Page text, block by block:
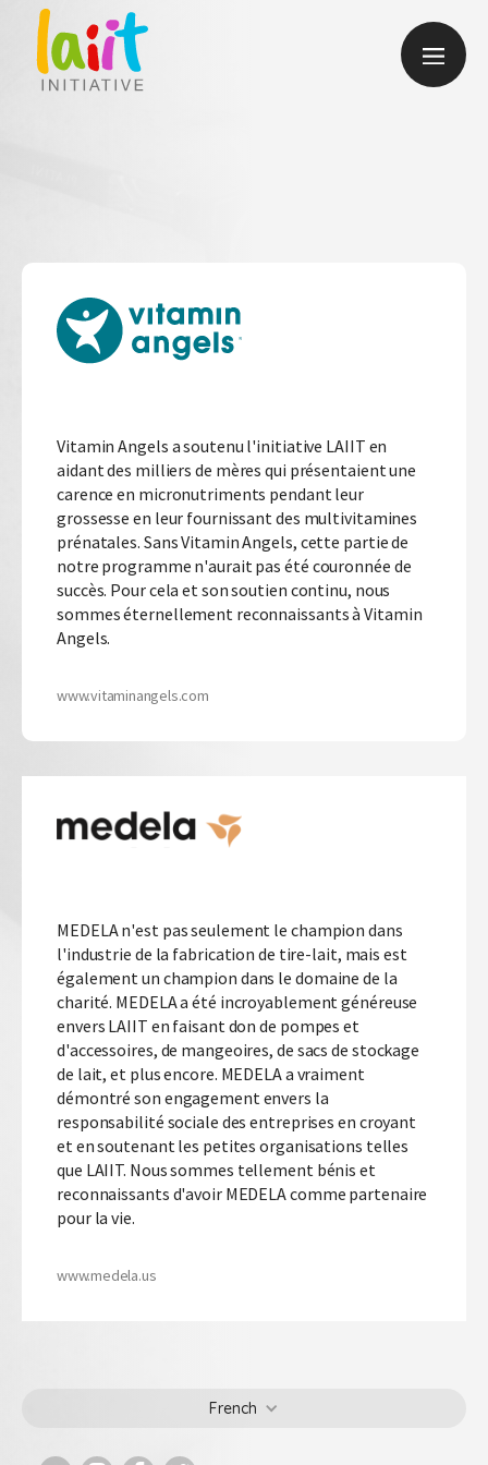
Vitamin Angels a soutenu l'initiative LAIIT en
aidant des milliers de mères qui présentaient une
carence en micronutriments pendant leur
grossesse en leur fournissant des multivitamines
prénatales. Sans Vitamin Angels, cette partie de
notre programme n'aurait pas été couronnée de
succès. Pour cela et son soutien continu, nous
sommes éternellement reconnaissants à Vitamin
Angels.
www.vitaminangels.com
MEDELA n'est pas seulement le champion dans
l'industrie de la fabrication de tire-lait, mais est
également un champion dans le domaine de la
charité. MEDELA a été incroyablement généreuse
envers LAIIT en faisant don de pompes et
d'accessoires, de mangeoires, de sacs de stockage
de lait, et plus encore. MEDELA a vraiment
démontré son engagement envers la
responsabilité sociale des entreprises en croyant
et en soutenant les petites organisations telles
que LAIIT. Nous sommes tellement bénis et
reconnaissants d'avoir MEDELA comme partenaire
pour la vie.
www.medela.us
French